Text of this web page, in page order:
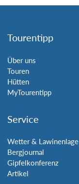
Tourentipp
Über uns
Touren
Hütten
MyTourentipp
Service
Wetter & Lawinenlage
Bergjournal
Gipfelkonferenz
Artikel